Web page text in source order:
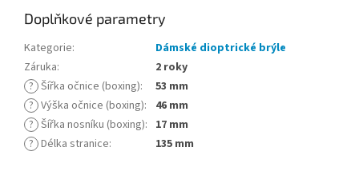
Doplňkové parametry
Kategorie:
Dámské dioptrické brýle
Záruka:
2 roky
? Šířka očnice (boxing):
53 mm
? Výška očnice (boxing):
46 mm
? Šířka nosníku (boxing): 17 mm
? Délka stranice: 135 mm